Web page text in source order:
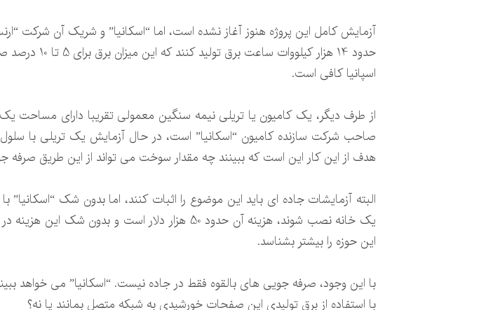
آزمایش کامل این پروژه هنوز آغاز نشده است، اما “اسکانیا” و شریک آن شرکت
حدود 14 هزار
اسپانیا کافی است.
از طرف دیگر، یک کامیون یا تریلی نیمه سنگین معمولی تقریبا دارای
هدف از این کار این است که ببینند چه مقدار سوخت می تواند از این طریق صرفه
البته آزمایشات جاده ای باید این موضوع را اثبات کنند، اما بدون شک
یک خانه نصب شوند، هزینه آن حدود 50 هزار دلار
این حوزه را بیشتر بشناسد.
با این وجود، صرفه جویی های بالقوه فقط در جاده نیست. “اسکانیا” می خواهد
با استفاده از برق تولیدی این صفحات خورشیدی به شبکه متصل بمانند یا نه؟